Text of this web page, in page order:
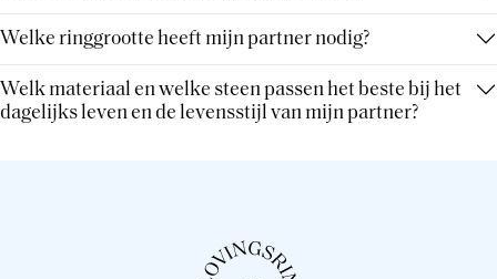
Welke ringgrootte heeft mijn partner nodig?
Welk materiaal en welke steen passen het beste bij het
dagelijks leven en de levensstijl van mijn partner?